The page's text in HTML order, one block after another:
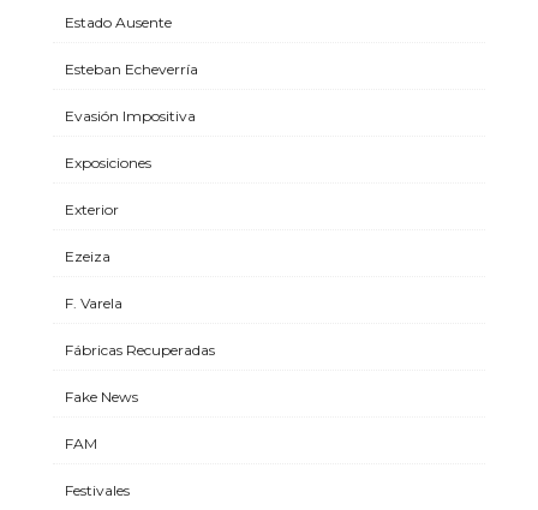
Estado Ausente
Esteban Echeverría
Evasión Impositiva
Exposiciones
Exterior
Ezeiza
F. Varela
Fábricas Recuperadas
Fake News
FAM
Festivales